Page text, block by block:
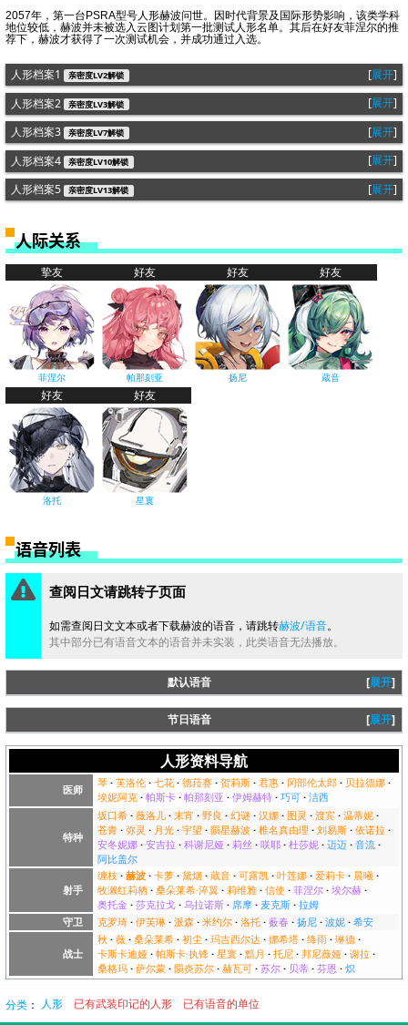
25
1523 79 101 30 25 77
198
26
1523 93 119 30 25 77
198
27
1795 93 119 30 30 77
198
28
1795 93
232
29
1795 108
232
30
2101 108 232
2057年，第一台PSRA型号人形赫波问世。因时代背景及国际形势影响，该类学科
地位较低，赫波并未被选入云图计划第一批测试人形名单。其后在好友菲涅尔的推
荐下，赫波才获得了一次测试机会，并成功通过入选。
展开
人形档案1 亲密度LV2解锁
展开
人形档案2 亲密度LV3解锁
展开
人形档案3 亲密度LV7解锁
展开
人形档案4 亲密度LV10解锁
展开
人形档案5 亲密度LV13解锁
人际关系
挚友
菲涅尔
好友
帕那刻亚
好友
扬尼
好友
蔵音
好友
洛托
好友
星寰
语音列表
查阅日文请跳转子页面
如需查阅日文文本或者下载赫波的语音，请跳转赫波/语音。
其中部分已有语音文本的语音并未实装，此类语音无法播放。
展开
默认语音
展开
节日语音
人形资料导航
医师
琴 芙洛伦 七花 德菈赛 贺莉斯 君惠 冈部伦太郎
贝拉德娜
埃妮阿克
帕斯卡 帕那刻亚 伊姆赫特 巧可 洁西
特种
坂口希 薇洛儿 末宵 野良 幻谜 汉娜 图灵 渡宾
温蒂妮
苍青
弥灵 月光 宇望 陨星赫波 椎名真由理 刘易斯
依诺拉
安冬妮娜
安吉拉 科谢尼娅 莉丝 咲耶 杜莎妮 迈迈
音流
阿比盖尔
射手
缠枝 赫波 卡萝 黛烟 蔵音 可露凯 叶莲娜 爱莉卡
晨曦
牧濑红莉栖
桑朵莱希·淬翼 莉维雅 信使 菲涅尔
埃尔赫
奥托金
莎克拉戈 乌拉诺斯 席摩 麦克斯
拉姆
守卫
克罗琦 伊芙琳 派森 米约尔 洛托 薮春 扬尼 波妮 希安
战士
秋 薇 桑朵莱希 初尘 玛吉西尔达 娜希塔 绛雨
琳德
卡斯卡迪娅
帕斯卡·执锋 星寰 黯月 托尼 邦尼薇娅
谢拉
桑格玛
萨尔蒙 陨炎苏尔 赫瓦可 苏尔 贝蒂 芬恩 炽
分类：​ 人形 已有武装印记的人形 已有语音的单位